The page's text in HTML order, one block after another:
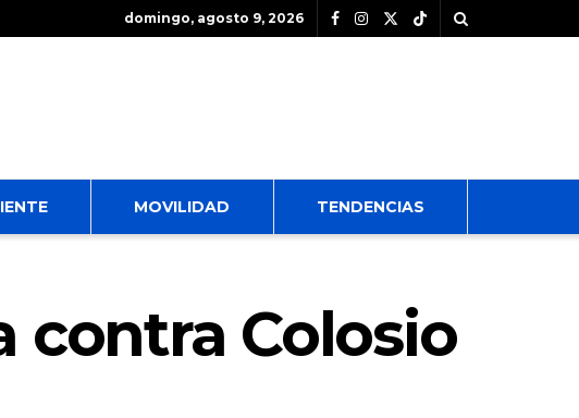
domingo, agosto 9, 2026
MOVILIDAD TENDENCIAS
contra Colosio